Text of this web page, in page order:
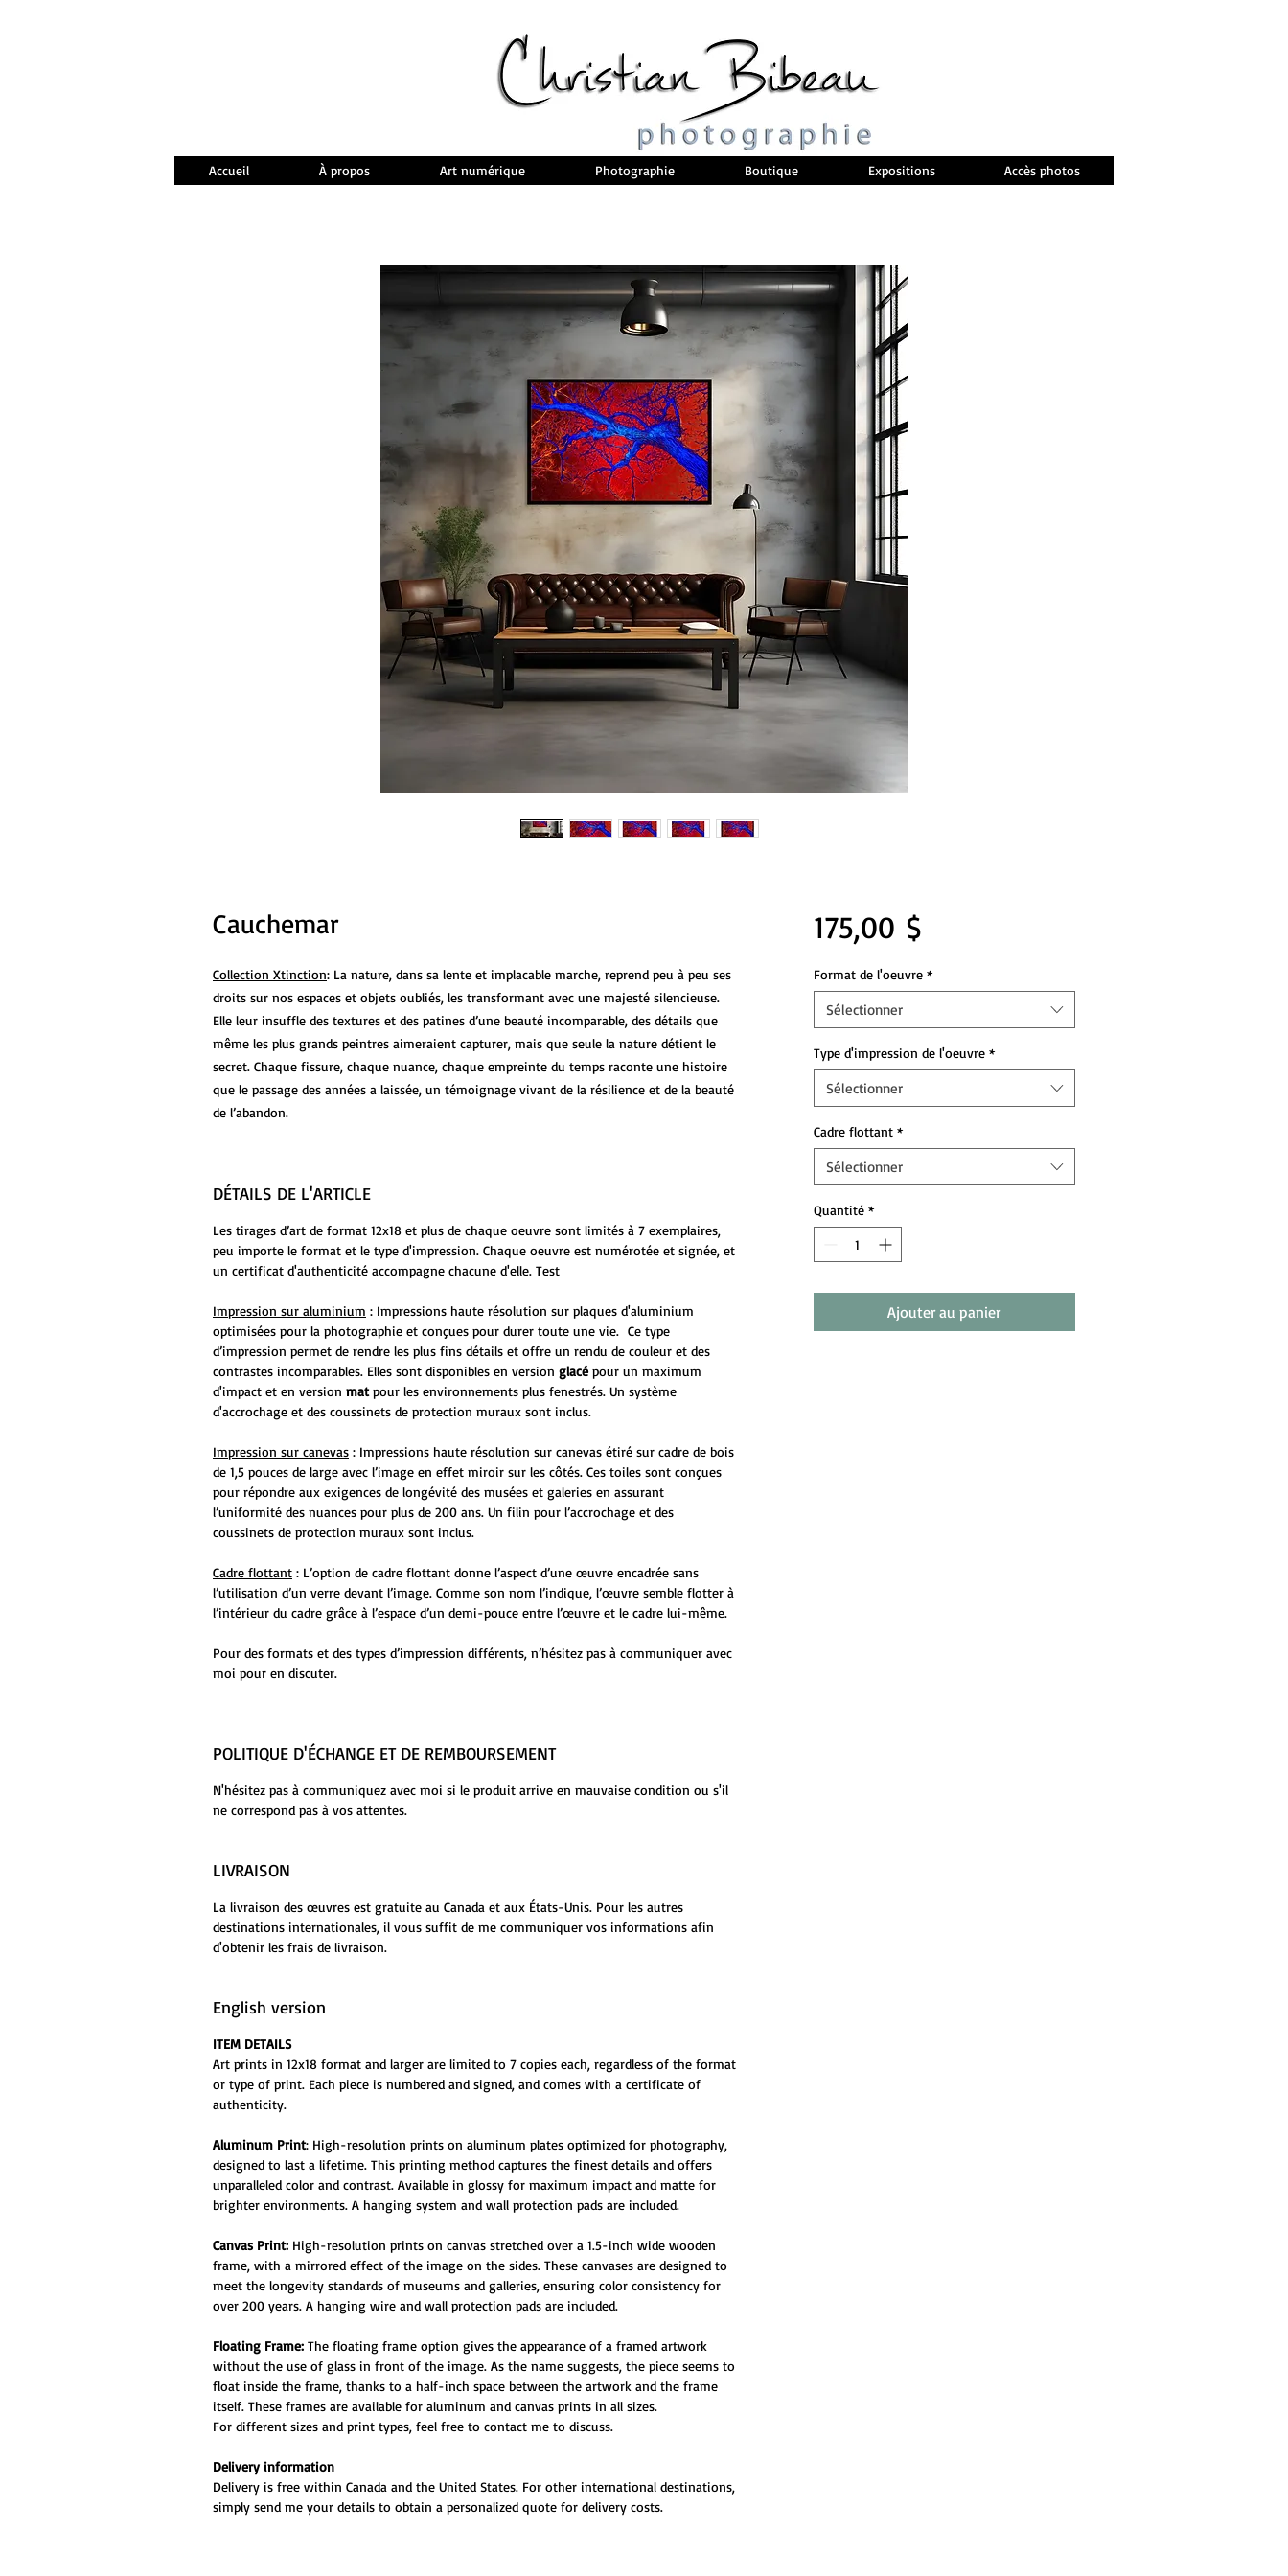
Accueil À propos Art numérique Photographie Boutique Expositions Accès photos
Cauchemar
Collection Xtinction: La nature, dans sa lente et implacable marche, reprend peu à peu ses
droits sur nos espaces et objets oubliés, les transformant avec une majesté silencieuse.
Elle leur insuffle des textures et des patines d’une beauté incomparable, des détails que
même les plus grands peintres aimeraient capturer, mais que seule la nature détient le
secret. Chaque fissure, chaque nuance, chaque empreinte du temps raconte une histoire
que le passage des années a laissée, un témoignage vivant de la résilience et de la beauté
de l’abandon.
DÉTAILS DE L'ARTICLE
Les tirages d’art de format 12x18 et plus de chaque oeuvre sont limités à 7 exemplaires,
peu importe le format et le type d'impression. Chaque oeuvre est numérotée et signée, et
un certificat d'authenticité accompagne chacune d'elle. Test
Impression sur aluminium : Impressions haute résolution sur plaques d'aluminium
optimisées pour la photographie et conçues pour durer toute une vie. Ce type
d’impression permet de rendre les plus fins détails et offre un rendu de couleur et des
contrastes incomparables. Elles sont disponibles en version glacépour un maximum
d'impact et en version mat pour les environnements plus fenestrés. Un système
d'accrochage et des coussinets de protection muraux sont inclus.
Impression sur canevas : Impressions haute résolution sur canevas étiré sur cadre de bois
de 1,5 pouces de large avec l’image en effet miroir sur les côtés. Ces toiles sont conçues
pour répondre aux exigences de longévité des musées et galeries en assurant
l’uniformité des nuances pour plus de 200 ans. Un filin pour l’accrochage et des
coussinets de protection muraux sont inclus.
Cadre flottant : L’option de cadre flottant donne l’aspect d’une œuvre encadrée sans
l’utilisation d’un verre devant l’image. Comme son nom l’indique, l’œuvre semble flotter à
l’intérieur du cadre grâce à l’espace d’un demi-pouce entre l’œuvre et le cadre lui-même.
Pour des formats et des types d’impression différents, n’hésitez pas à communiquer avec
moi pour en discuter.
POLITIQUE D'ÉCHANGE ET DE REMBOURSEMENT
N'hésitez pas à communiquez avec moi si le produit arrive en mauvaise condition ou s'il
ne correspond pas à vos attentes.
LIVRAISON
La livraison des œuvres est gratuite au Canada et aux États-Unis. Pour les autres
destinations internationales, il vous suffit de me communiquer vos informations afin
d'obtenir les frais de livraison.
English version
ITEM DETAILS
Art prints in 12x18 format and larger are limited to 7 copies each, regardless of the format
or type of print. Each piece is numbered and signed, and comes with a certificate of
authenticity.
Aluminum Print: High-resolution prints on aluminum plates optimized for photography,
designed to last a lifetime. This printing method captures the finest details and offers
unparalleled color and contrast. Available in glossy for maximum impact and matte for
brighter environments. A hanging system and wall protection pads are included.
Canvas Print: High-resolution prints on canvas stretched over a 1.5-inch wide wooden
frame, with a mirrored effect of the image on the sides. These canvases are designed to
meet the longevity standards of museums and galleries, ensuring color consistency for
over 200 years. A hanging wire and wall protection pads are included.
Floating Frame: The floating frame option gives the appearance of a framed artwork
without the use of glass in front of the image. As the name suggests, the piece seems to
float inside the frame, thanks to a half-inch space between the artwork and the frame
itself. These frames are available for aluminum and canvas prints in all sizes.
For different sizes and print types, feel free to contact me to discuss.
Delivery information
Delivery is free within Canada and the United States. For other international destinations,
simply send me your details to obtain a personalized quote for delivery costs.
175,00 $Prix
Format de l'oeuvre *
Sélectionner
Type d'impression de l'oeuvre *
Sélectionner
Cadre flottant *
Sélectionner
Quantité *
Ajouter au panier